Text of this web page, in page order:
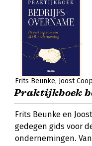
Frits Beunke Joost
Praktijkboek
Frits Beunke en
gedegen gids voor
ondernemingen.